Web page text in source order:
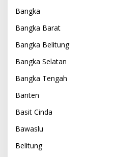
Bangka
Bangka Barat
Bangka Belitung
Bangka Selatan
Bangka Tengah
Banten
Basit Cinda
Bawaslu
Belitung